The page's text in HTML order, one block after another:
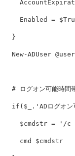
Enabled =
}
New-ADUser @
# ログオン可能時間
if ( $_ . 'ADログオ
$cmdstr = '/c
cmd $cmdstr